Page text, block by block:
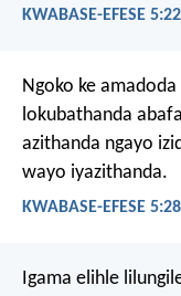
KWABASE-EFESE
Ngoko ke
lokubathanda
azithanda ngayo
wayo iyazithanda.
KWABASE-EFESE 5:28
Igama elihle